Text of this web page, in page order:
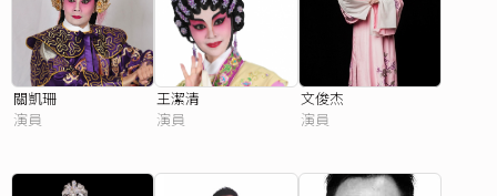
關凱珊
演員
王潔清
演員
文俊杰
演員